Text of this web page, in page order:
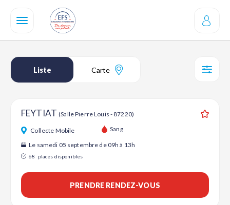
contenu
Liste Carte
FEYTIAT(Salle Pierre Louis - 87220)
Collecte Mobile Sang
Le samedi 05 septembre de 09h à 13h
68 places disponibles
PRENDRE RENDEZ-VOUS